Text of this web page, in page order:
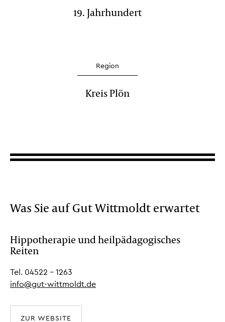
19. Jahrhundert
Region
Kreis Plön
Was Sie auf Gut Wittmoldt erwartet
Hippotherapie und heilpädagogisches
Reiten
Tel. 04522 - 1263
info@gut-wittmoldt.de
ZUR WEBSITE